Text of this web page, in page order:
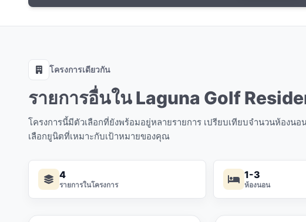
โครงการเดียวกัน
รายการอื่นใน Laguna Golf
โครงการนี้มีตัวเลือกที่ยังพร้อมอยู่หลายรายการ เปรียบเทียบจำนวนห้องน
เลือกยูนิตที่เหมาะกับเป้าหมายของคุณ
4
รายการในโครงการ
1-3
ห้องนอน